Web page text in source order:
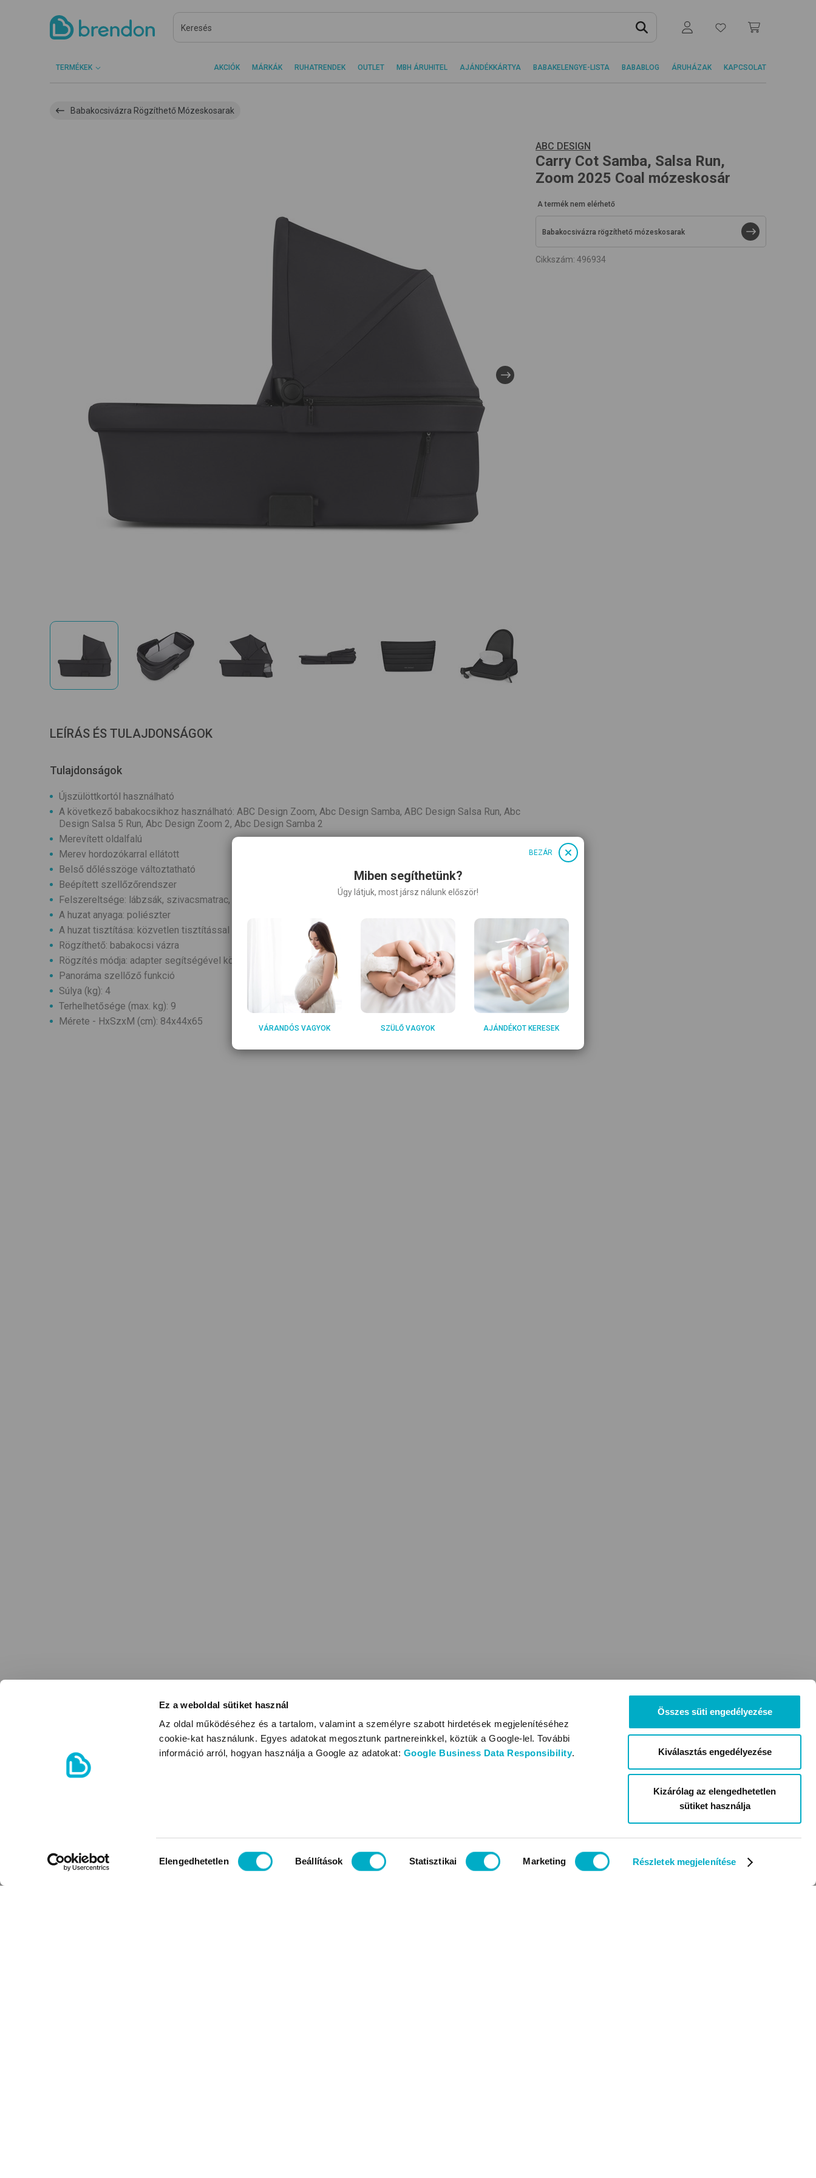
Ez a weboldal sütiket használ
Az oldal működéséhez és a tartalom, valamint a személyre szabott hirdetések megjelenítéséhez
cookie-kat használunk. Egyes adatokat megosztunk partnereinkkel, köztük a Google-lel. További
információ arról, hogyan használja a Google az adatokat: Google Business Data Responsibility.
kiválasztása
Elengedhetetlen Beállítások Statisztikai Marketing Részletek megjelenítése
Összes süti engedélyezése
Kiválasztás engedélyezése
Kizárólag az elengedhetetlen
sütiket használja
TERMÉKEK AKCIÓK MÁRKÁK RUHATRENDEK OUTLET MBH ÁRUHITEL AJÁNDÉKKÁRTYA BABAKELENGYE-LISTA BABABLOG ÁRUHÁZAK KAPCSOLAT
Babakocsivázra Rögzíthető Mózeskosarak
ABC DESIGN
Carry Cot Samba, Salsa Run,
Zoom 2025 Coal mózeskosár
A termék nem elérhető
Babakocsivázra rögzíthető mózeskosarak
Cikkszám: 496934
LEÍRÁS ÉS TULAJDONSÁGOK
Tulajdonságok
Újszülöttkortól használható
A következő babakocsikhoz használható: ABC Design Zoom, Abc Design Samba, ABC Design Salsa Run, Abc
Design Salsa 5 Run, Abc Design Zoom 2, Abc Design Samba 2
Merevített oldalfalú
Merev hordozókarral ellátott
Belső dőlésszöge változtatható
Beépített szellőzőrendszer
Felszereltsége: lábzsák, szivacsmatrac, rendszerező táska
A huzat anyaga: poliészter
A huzat tisztítása: közvetlen tisztítással
Rögzíthető: babakocsi vázra
Rögzítés módja: adapter segítségével könnyen fel és leszerelhető, egy mozdulattal
Panoráma szellőző funkció
Súlya (kg): 4
Terhelhetősége (max. kg): 9
Mérete - HxSzxM (cm): 84x44x65
Miben segíthetünk?
Úgy látjuk, most jársz nálunk először!
VÁRANDÓS VAGYOK SZÜLŐ VAGYOK AJÁNDÉKOT KERESEK
BEZÁR